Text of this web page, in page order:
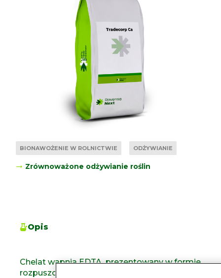
BIONAWOŻENIE W ROLNICTWIE ODŻYWIANIE
Zrównoważone odżywianie roślin
Opis
Chelat wapnia EDTA, prezentowany w formie
rozpuszczalnych mikrogranulek (WG),